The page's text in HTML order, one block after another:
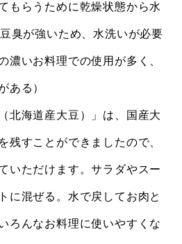
もらうために乾燥状態から水
臭が強いため、水洗いが必要
いお料理での使用が多く、
ある）
北海道産大豆）」は、国産大
残すことができましたので、
いただけます。サラダやスー
に混ぜる。水で戻してお肉と
ろんなお料理に使いやすくな